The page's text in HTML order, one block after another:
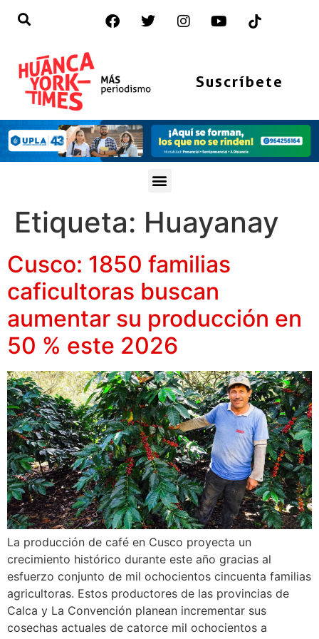
Suscríbete
Etiqueta: Huayanay
Cusco: 1850 familias
caficultoras buscan
aumentar su producción en
50 % este 2026
La producción de café en Cusco proyecta un
crecimiento histórico durante este año gracias al
esfuerzo conjunto de mil ochocientos cincuenta familias
agricultoras. Estos productores de las provincias de
Calca y La Convención planean incrementar sus
cosechas actuales de catorce mil ochocientos a